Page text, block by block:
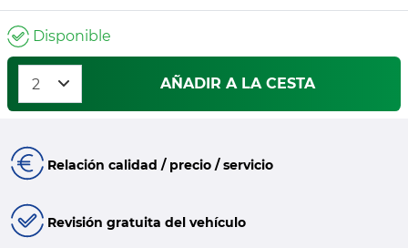
Disponible
AÑADIR A LA CESTA
Relación calidad / precio / servicio
Revisión gratuita del vehículo